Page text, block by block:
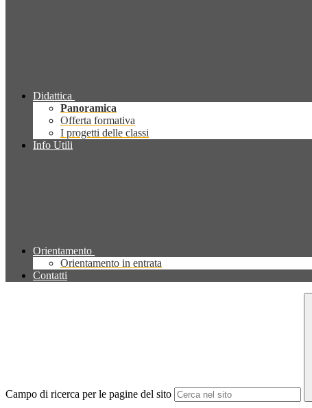
Didattica
Panoramica
Offerta formativa
I progetti delle classi
Info Utili
Orientamento
Orientamento in entrata
Contatti
Campo di ricerca per le pagine del sito